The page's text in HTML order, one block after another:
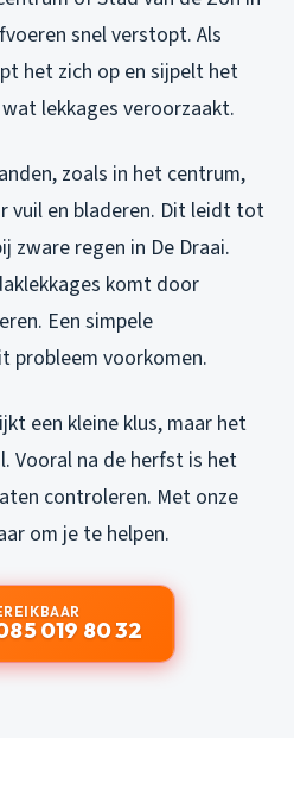
snel verstopt. Als
het zich op en sijpelt het
lekkages veroorzaakt.
zoals in het centrum,
vuil en bladeren. Dit leidt tot
zware regen in De Draai.
komt door
Een simpele
probleem voorkomen.
een kleine klus, maar het
Vooral na de herfst is het
controleren. Met onze
om je te helpen.
019 80 32